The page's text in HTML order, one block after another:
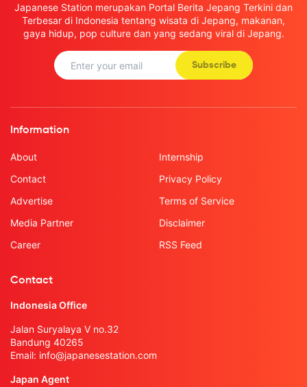
Japanese Station merupakan Portal Berita Jepang Terkini dan
Terbesar di Indonesia tentang wisata di Jepang, makanan,
gaya hidup, pop culture dan yang sedang viral di Jepang.
Subscribe
Information
About
Contact
Advertise
Media Partner
Career
Internship
Privacy Policy
Terms of Service
Disclaimer
RSS Feed
Contact
Indonesia Office
Jalan Suryalaya V no.32
Bandung 40265
Email: info@japanesestation.com
Japan Agent